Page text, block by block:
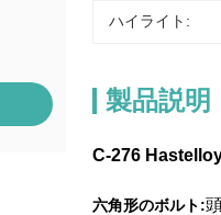
ハイライト:
製品説明
C-276
六角形のボルト: